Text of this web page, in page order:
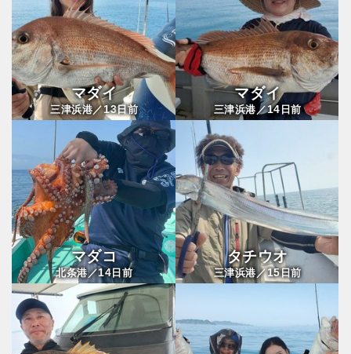
マダイ
三津浜港／13日前
マダイ
三津浜港／14 日前
マダコ
北条港／14日前
タチウオ
三津浜港／15日前